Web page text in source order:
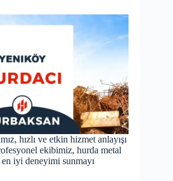
hızlı ve etkin hizmet anlayışı
ekibimiz, hurda metal
en iyi deneyimi sunmayı